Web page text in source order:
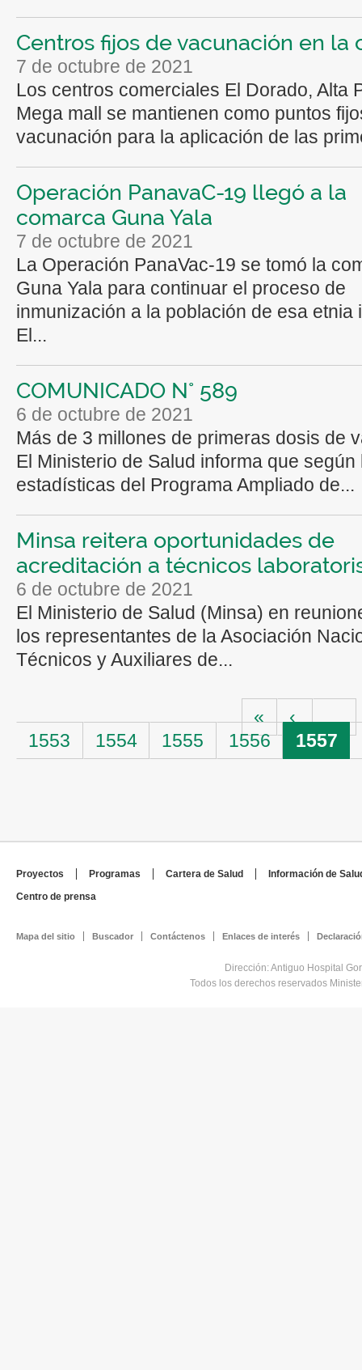
Centros fijos de vacunación en la
7 de octubre de 2021
Los centros comerciales El Dorado, Alta
Mega mall se mantienen como puntos
vacunación para la aplicación de las
Operación PanavaC-19 llegó a la
comarca Guna Yala
7 de octubre de 2021
La Operación PanaVac-19 se tomó la
Guna Yala para continuar el proceso de
inmunización a la población de esa etnia
El...
COMUNICADO N° 589
6 de octubre de 2021
Más de 3 millones de primeras dosis de
El Ministerio de Salud informa que según
estadísticas del Programa Ampliado de...
Minsa reitera oportunidades de
acreditación a técnicos
6 de octubre de 2021
El Ministerio de Salud (Minsa) en
los representantes de la Asociación
Técnicos y Auxiliares de...
« ‹
…
1553
1554 1555 1556 1557
Proyectos Programas Cartera de Salud
Información de
Centro de prensa
Mapa del sitio Buscador Contáctenos Enlaces de interés
Dirección: Antiguo Hospital
Todos los derechos reservados